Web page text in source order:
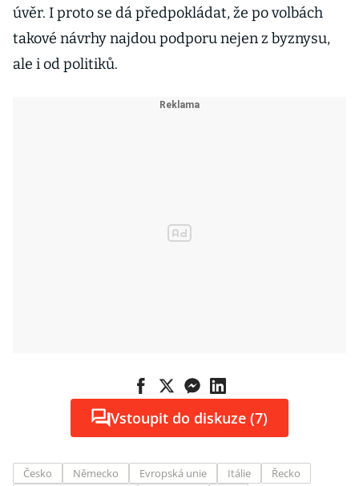
úvěr. I proto se dá předpokládat, že po volbách
takové návrhy najdou podporu nejen z byznysu,
ale i od politiků.
Vstoupit do diskuze (7)
Česko Německo Evropská unie Itálie
Řecko